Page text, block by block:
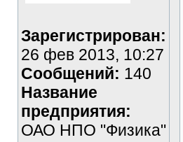
Зарегистрирован:
26 фев 2013, 10:27
Сообщений: 140
Название
предприятия:
ОАО НПО "Физика"